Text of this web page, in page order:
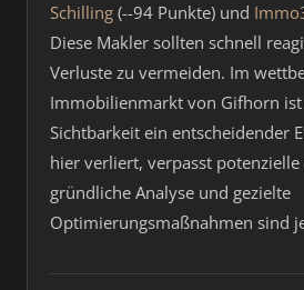
Schilling (--94 Punkte) und
Diese Makler sollten schnell
Verluste zu vermeiden. Im
Immobilienmarkt von Gifhorn
Sichtbarkeit ein entscheidender
hier verliert, verpasst potenzielle
gründliche Analyse und gezielte
Optimierungsmaßnahmen sind